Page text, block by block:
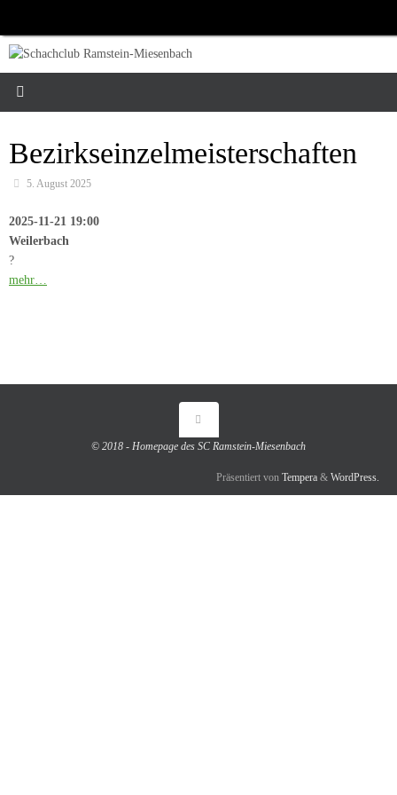
springen
Bezirkseinzelmeisterschaften
5. August 2025
2025-11-21 19:00
Weilerbach
?
mehr…
© 2018 - Homepage des SC Ramstein-Miesenbach
Präsentiert von Tempera & WordPress.